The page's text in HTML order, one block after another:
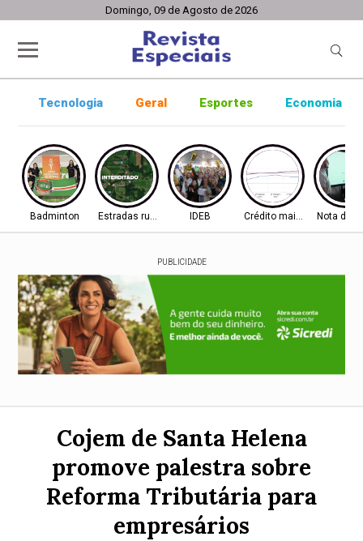
Domingo, 09 de Agosto de 2026
Tecnologia Geral Esportes Economia
Badminton Estradas rurais IDEB Crédito mais difícilNota do
PUBLICIDADE
Cojem de Santa Helena
promove palestra sobre
Reforma Tributária para
empresários